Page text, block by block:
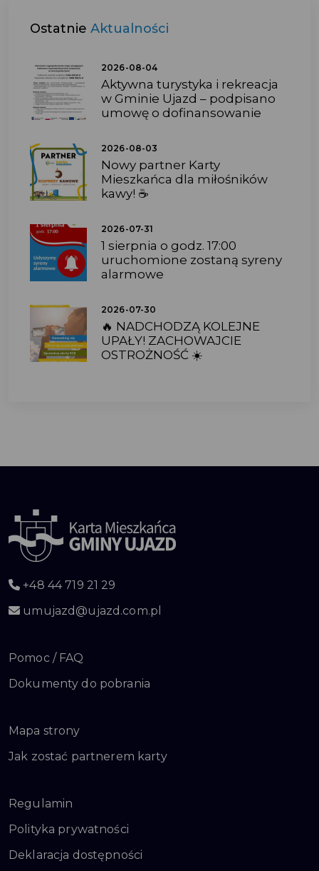
Ostatnie Aktualności
2026-08-04
Aktywna turystyka i rekreacja
w Gminie Ujazd – podpisano
umowę o dofinansowanie
2026-08-03
Nowy partner Karty
Mieszkańca dla miłośników
kawy! ☕
2026-07-31
1 sierpnia o godz. 17:00
uruchomione zostaną syreny
alarmowe
2026-07-30
🔥 NADCHODZĄ KOLEJNE
UPAŁY! ZACHOWAJCIE
OSTROŻNOŚĆ ☀️
+48 44 719 21 29
umujazd@ujazd.com.pl
Pomoc / FAQ
Dokumenty do pobrania
Mapa strony
Jak zostać partnerem karty
Regulamin
Polityka prywatności
Deklaracja dostępności